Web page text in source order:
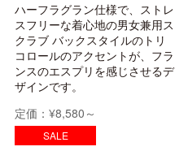
ハーフラグラン仕様で、ストレ
スフリーな着心地の男女兼用ス
クラブ バックスタイルのトリ
コロールのアクセントが、フラ
ンスのエスプリを感じさせるデ
ザインです。
定価：¥8,580～